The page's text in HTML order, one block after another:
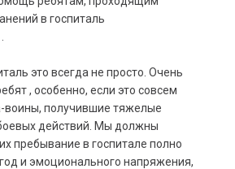
в госпиталь
это всегда не просто. Очень
, особенно, если это совсем
воины, получившие тяжелые
действий. Мы должны
пребывание в госпитале полно
и эмоционального напряжения,